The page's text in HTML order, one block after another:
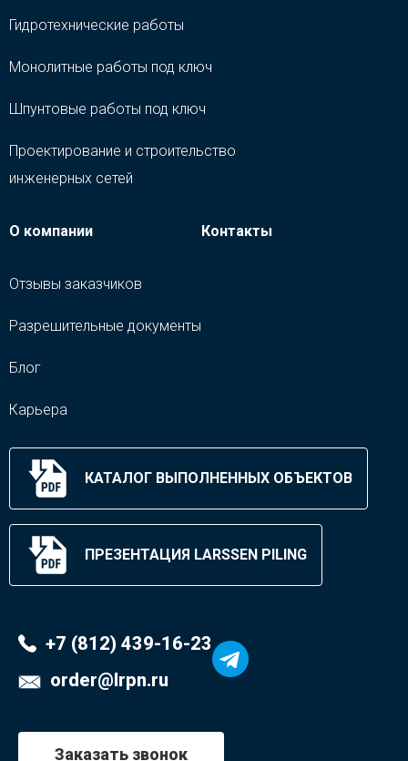
Гидротехнические работы
Монолитные работы под ключ
Шпунтовые работы под ключ
Проектирование и строительство
инженерных сетей
О компании
Отзывы заказчиков
Разрешительные документы
Блог
Карьера
Контакты
КАТАЛОГ ВЫПОЛНЕННЫХ ОБЪЕКТОВ
ПРЕЗЕНТАЦИЯ LARSSEN PILING
+7 (812) 439-16-23
order@lrpn.ru
Заказать звонок